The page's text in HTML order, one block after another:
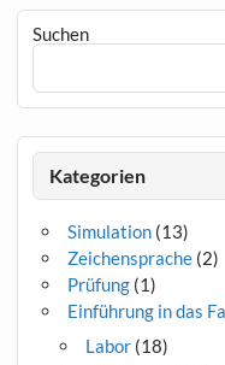
Suchen
Kategorien
Simulation (13)
Zeichensprache (2)
Prüfung (1)
Einführung in das
Labor (18)